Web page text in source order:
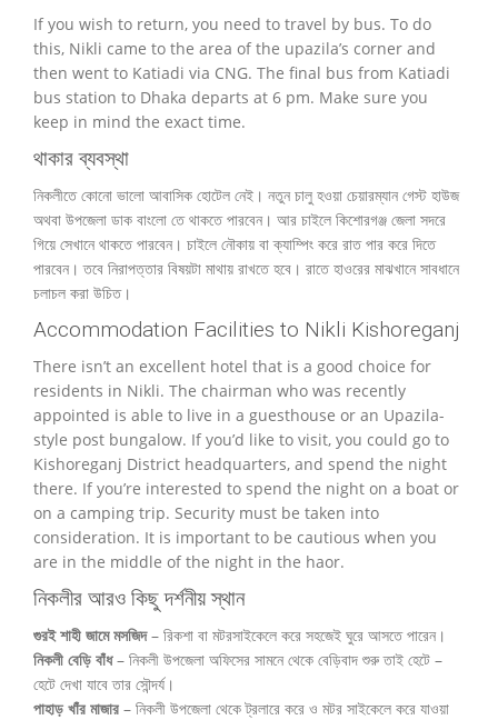
If you wish to return, you need to travel by bus. To do
this, Nikli came to the area of the upazila’s corner and
then went to Katiadi via CNG. The final bus from Katiadi
bus station to Dhaka departs at 6 pm. Make sure you
keep in mind the exact time.
থাকার ব্যবস্থা
নিকলীতে কোনো ভালো আবাসিক হোটেল নেই। নতুন চালু হওয়া চেয়ারম্যান গেস্ট হাউজ
অথবা উপজেলা ডাক বাংলো তে থাকতে পারবেন। আর চাইলে কিশোরগঞ্জ জেলা সদরে
গিয়ে সেখানে থাকতে পারবেন। চাইলে নৌকায় বা ক্যাম্পিং করে রাত পার করে দিতে
পারবেন। তবে নিরাপত্তার বিষয়টা মাথায় রাখতে হবে। রাতে হাওরের মাঝখানে সাবধানে
চলাচল করা উচিত।
Accommodation Facilities to Nikli Kishoreganj
There isn’t an excellent hotel that is a good choice for
residents in Nikli. The chairman who was recently
appointed is able to live in a guesthouse or an Upazila-
style post bungalow. If you’d like to visit, you could go to
Kishoreganj District headquarters, and spend the night
there. If you’re interested to spend the night on a boat or
on a camping trip. Security must be taken into
consideration. It is important to be cautious when you
are in the middle of the night in the haor.
নিকলীর আরও কিছু দর্শনীয় স্থান
গুরই শাহী জামে মসজিদ– রিকশা বা মটরসাইকেলে করে সহজেই ঘুরে আসতে পারেন।
নিকলী বেড়ি বাঁধ– নিকলী উপজেলা অফিসের সামনে থেকে বেড়িবাদ শুরু তাই হেটে –
হেটে দেখা যাবে তার সৌন্দর্য।
পাহাড় খাঁর মাজার – নিকলী উপজেলা থেকে ট্রলারে করে ও মটর সাইকেলে করে যাওয়া